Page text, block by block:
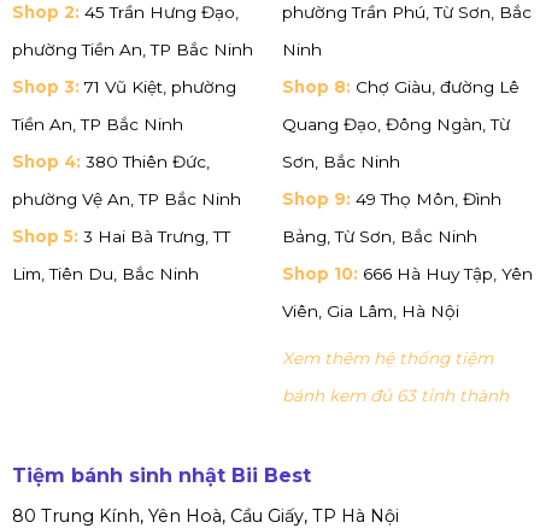
Shop 2: 45 Trần Hưng Đạo,
phường Tiền An, TP Bắc Ninh
Shop 3: 71 Vũ Kiệt, phường
Tiền An, TP Bắc Ninh
Shop 4: 380 Thiên Đức,
phường Vệ An, TP Bắc Ninh
Shop 5: 3 Hai Bà Trưng, TT
Lim, Tiên Du, Bắc Ninh
phường Trần Phú, Từ Sơn, Bắc
Ninh
Shop 8: Chợ Giàu, đường Lê
Quang Đạo, Đông Ngàn, Từ
Sơn, Bắc Ninh
Shop 9: 49 Thọ Môn, Đình
Bảng, Từ Sơn, Bắc Ninh
Shop 10: 666 Hà Huy Tập, Yên
Viên, Gia Lâm, Hà Nội
Xem thêm hệ thống tiệm
bánh kem đủ 63 tỉnh thành
Tiệm bánh sinh nhật Bii Best
80 Trung Kính, Yên Hoà, Cầu Giấy, TP Hà Nội